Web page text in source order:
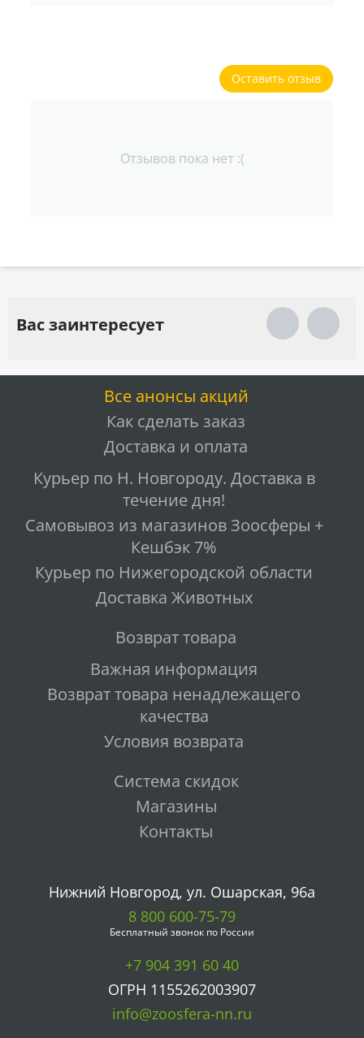
Оставить отзыв
Отзывов пока нет :(
Вас заинтересует
Все анонсы акций
Как сделать заказ
Доставка и оплата
Курьер по Н. Новгороду. Доставка в
течение дня!
Самовывоз из магазинов Зоосферы +
Кешбэк 7%
Курьер по Нижегородской области
Доставка Животных
Возврат товара
Важная информация
Возврат товара ненадлежащего
качества
Условия возврата
Система скидок
Магазины
Контакты
Нижний Новгород, ул. Ошарская, 96а
8 800 600-75-79
Бесплатный звонок по России
+7 904 391 60 40
ОГРН 1155262003907
info@zoosfera-nn.ru